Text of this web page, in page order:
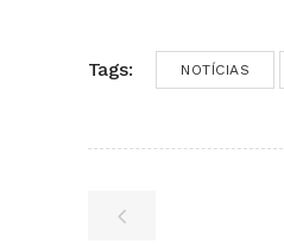
Tags: NOTÍCIAS